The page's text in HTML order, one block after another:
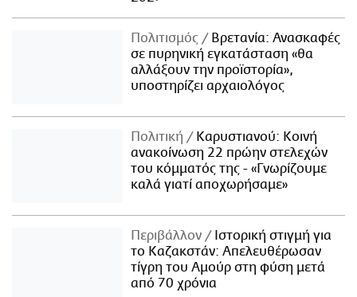
Πολιτισμός
Βρετανία: Ανασκαφές
σε πυρηνική εγκατάσταση «θα
αλλάξουν την προϊστορία»,
υποστηρίζει αρχαιολόγος
Πολιτική
Καρυστιανού: Κοινή
ανακοίνωση 22 πρώην στελεχών
του κόμματός της - «Γνωρίζουμε
καλά γιατί αποχωρήσαμε»
Περιβάλλον
Ιστορική στιγμή για
το Καζακστάν: Απελευθέρωσαν
τίγρη του Αμούρ στη φύση μετά
από 70 χρόνια